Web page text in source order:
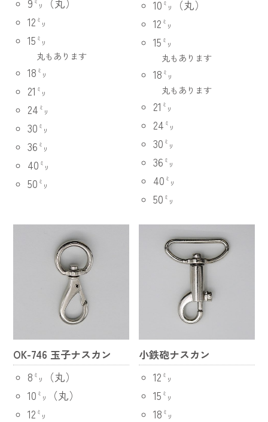
9㍉（丸）
12㍉
15㍉
丸もあります
18㍉
21㍉
24㍉
30㍉
36㍉
40㍉
50㍉
10㍉（丸）
12㍉
15㍉
丸もあります
18㍉
丸もあります
21㍉
24㍉
30㍉
36㍉
40㍉
50㍉
OK-746 玉子ナスカン
8㍉（丸）
10㍉（丸）
12㍉
小鉄砲ナスカン
12㍉
15㍉
18㍉